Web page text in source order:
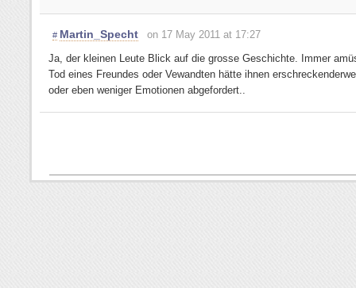
# Martin_Specht
on 17 May 2011 at 17:27
Ja, der kleinen Leute Blick auf die grosse Geschichte. Immer
Tod eines Freundes oder Vewandten hätte ihnen
oder eben weniger Emotionen abgefordert..